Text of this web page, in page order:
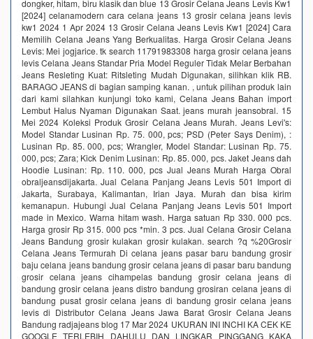
dongker, hitam, biru klasik dan blue 13 Grosir Celana Jeans Levis Kw1
[2024] celanamodern cara celana jeans 13 grosir celana jeans levis
kw1 2024 1 Apr 2024 13 Grosir Celana Jeans Levis Kw1 [2024] Cara
Memilih Celana Jeans Yang Berkualitas. Harga Grosir Celana Jeans
Levis: Mei jogjarice. tk search 11791983308 harga grosir celana jeans
levis Celana Jeans Standar Pria Model Reguler Tidak Melar Berbahan
Jeans Resleting Kuat: Ritsleting Mudah Digunakan, silihkan klik RB.
BARAGO JEANS di bagian samping kanan. , untuk pilihan produk lain
dari kami silahkan kunjungi toko kami, Celana Jeans Bahan import
Lembut Halus Nyaman Digunakan Saat. jeans murah jeansobral. 15
Mei 2024 Koleksi Produk Grosir Celana Jeans Murah. Jeans Levi's:
Model Standar Lusinan Rp. 75. 000, pcs; PSD (Peter Says Denim), :
Lusinan Rp. 85. 000, pcs; Wrangler, Model Standar: Lusinan Rp. 75.
000, pcs; Zara; Kick Denim Lusinan: Rp. 85. 000, pcs. Jaket Jeans dah
Hoodie Lusinan: Rp. 110. 000, pcs Jual Jeans Murah Harga Obral
obraljeansdijakarta. Jual Celana Panjang Jeans Levis 501 Import di
Jakarta, Surabaya, Kalimantan, Irian Jaya. Murah dan bisa kirim
kemanapun. Hubungi Jual Celana Panjang Jeans Levis 501 Import
made in Mexico. Warna hitam wash. Harga satuan Rp 330. 000 pcs.
Harga grosir Rp 315. 000 pcs *min. 3 pcs. Jual Celana Grosir Celana
Jeans Bandung grosir kulakan grosir kulakan. search ?q %20Grosir
Celana Jeans Termurah Di celana jeans pasar baru bandung grosir
baju celana jeans bandung grosir celana jeans di pasar baru bandung
grosir celana jeans cihampelas bandung grosir celana jeans di
bandung grosir celana jeans distro bandung grosiran celana jeans di
bandung pusat grosir celana jeans di bandung grosir celana jeans
levis di Distributor Celana Jeans Jawa Barat Grosir Celana Jeans
Bandung radjajeans blog 17 Mar 2024 UKURAN INI INCHI KA CEK KE
GOOGLE TERLEBIH DAHULU DAN LINGKAR PINGGANG KAKA